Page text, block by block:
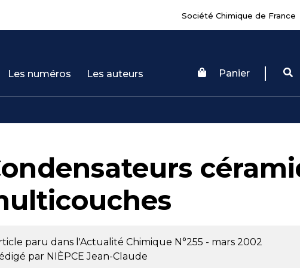
Société Chimique de France
Les numéros Les auteurs Panier
paru dans l'Actualité Chimique N°255 - mars 2002
par NIÈPCE Jean-Claude